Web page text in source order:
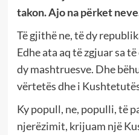
takon. Ajo na përket
Të gjithë ne, të dy
Edhe ata aq të zgjuar sa
dy mashtruesve. Dhe
vërtetës dhe i
Ky popull, ne, populli, të
njerëzimit, krijuam një